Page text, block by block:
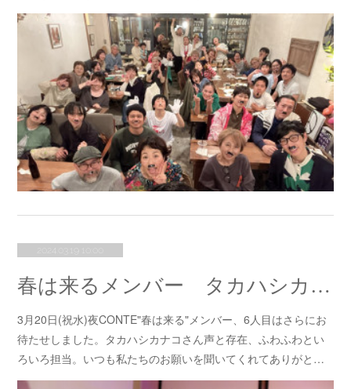
春は来るメンバー タカハシカナコさん
3月20日(祝水)夜CONTE"春は来る"メンバー、6人目はさらにお
待たせしました。タカハシカナコさん声と存在、ふわふわとい
ろいろ担当。いつも私たちのお願いを聞いてくれてありがと…